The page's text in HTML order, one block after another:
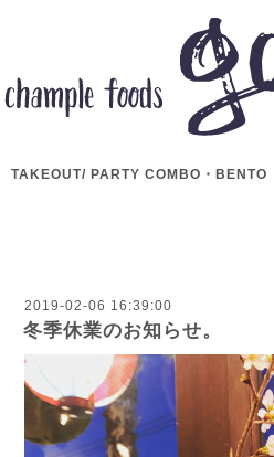
TAKEOUT/ PARTY COMBO・BENTO
2019-02-06 16:39:00
冬季休業のお知らせ。